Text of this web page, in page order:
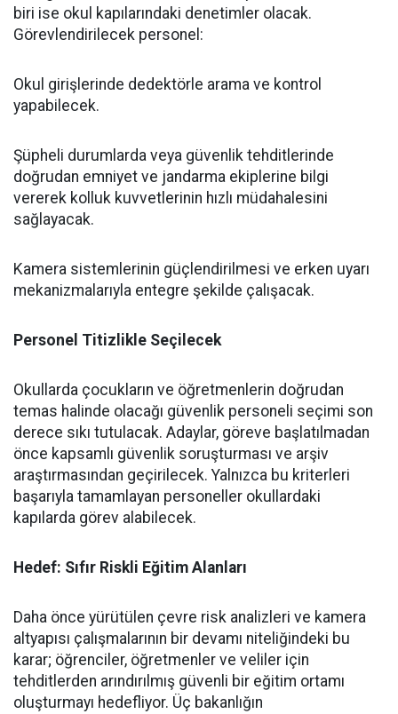
biri ise okul kapılarındaki denetimler olacak.
Görevlendirilecek personel:
​Okul girişlerinde dedektörle arama ve kontrol
yapabilecek.
​Şüpheli durumlarda veya güvenlik tehditlerinde
doğrudan emniyet ve jandarma ekiplerine bilgi
vererek kolluk kuvvetlerinin hızlı müdahalesini
sağlayacak.
​Kamera sistemlerinin güçlendirilmesi ve erken uyarı
mekanizmalarıyla entegre şekilde çalışacak.
​Personel Titizlikle Seçilecek
​Okullarda çocukların ve öğretmenlerin doğrudan
temas halinde olacağı güvenlik personeli seçimi son
derece sıkı tutulacak. Adaylar, göreve başlatılmadan
önce kapsamlı güvenlik soruşturması ve arşiv
araştırmasından geçirilecek. Yalnızca bu kriterleri
başarıyla tamamlayan personeller okullardaki
kapılarda görev alabilecek.
Hedef: Sıfır Riskli Eğitim Alanları
​Daha önce yürütülen çevre risk analizleri ve kamera
altyapısı çalışmalarının bir devamı niteliğindeki bu
karar; öğrenciler, öğretmenler ve veliler için
tehditlerden arındırılmış güvenli bir eğitim ortamı
oluşturmayı hedefliyor. Üç bakanlığın